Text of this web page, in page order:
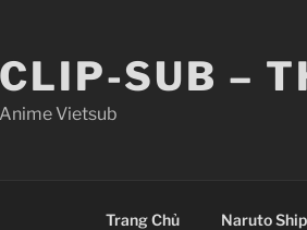
CLIP-SUB –
Anime Vietsub
Trang Chủ Naruto